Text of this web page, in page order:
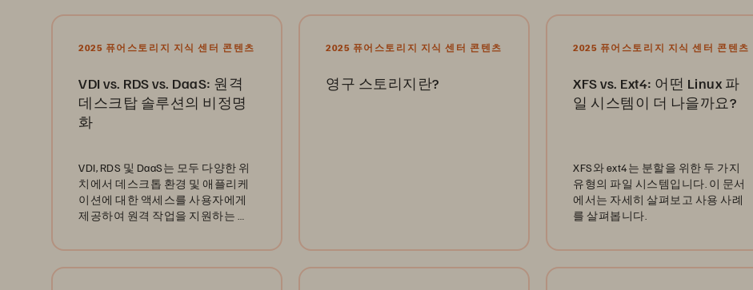
2025 퓨어스토리지 지식 센터 콘텐츠
VDI vs. RDS vs. DaaS: 원격
데스크탑 솔루션의 비정명
화
VDI, RDS 및 DaaS는 모두 다양한 위
치에서 데스크톱 환경 및 애플리케
이션에 대한 액세스를 사용자에게
제공하여 원격 작업을 지원하는 데
고객과 주요 차이점에 대해 자세히
2025 퓨어스토리지 지식 센터 콘텐츠
영구 스토리지란?
2025 퓨어스토리지 지식 센터 콘텐츠
XFS vs. Ext4: 어떤 Linux 파
일 시스템이 더 나을까요?
XFS와 ext4는 분할을 위한 두 가지
유형의 파일 시스템입니다. 이 문서
에서는 자세히 살펴보고 사용 사례
를 살펴봅니다.